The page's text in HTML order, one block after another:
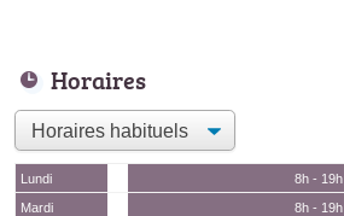
Horaires
Lundi
8h - 19h
Mardi
8h - 19h